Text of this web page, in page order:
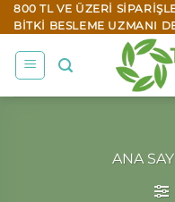
İçeriğe
atla
800 TL VE ÜZERI
BITKI BESLEME UZMANI
ANA